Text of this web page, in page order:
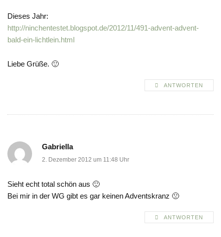
Dieses Jahr:
http://ninchentestet.blogspot.de/2012/11/491-advent-advent-
bald-ein-lichtlein.html
Liebe Grüße. 🙂
ANTWORTEN
Gabriella
2. Dezember 2012 um 11:48 Uhr
Sieht echt total schön aus 🙂
Bei mir in der WG gibt es gar keinen Adventskranz 🙁
ANTWORTEN